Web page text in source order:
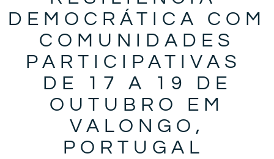
DEMOCRÁTICA COM
COMUNIDADES
PARTICIPATIVAS
DE 17 A 19 DE
OUTUBRO EM
VALONGO,
PORTUGAL